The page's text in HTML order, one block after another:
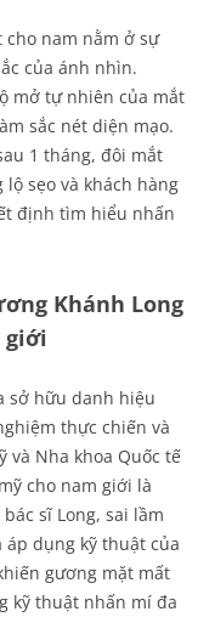
cho nam nằm ở sự
của ánh nhìn.
mở tự nhiên của mắt
sắc nét diện mạo.
1 tháng, đôi mắt
sẹo và khách hàng
định tìm hiểu nhấn
Khánh Long
giới
sở hữu danh hiệu
thực chiến và
và Nha khoa Quốc tế
cho nam giới là
sĩ Long, sai lầm
dụng kỹ thuật của
gương mặt mất
kỹ thuật nhấn mí đa